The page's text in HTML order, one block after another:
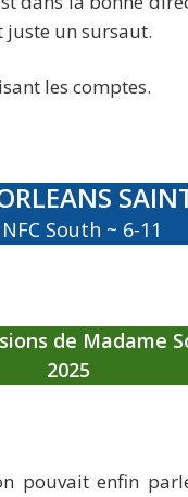
juste un sursaut.
les comptes.
South ~ 6-11
de Madame
2025
pouvait enfin